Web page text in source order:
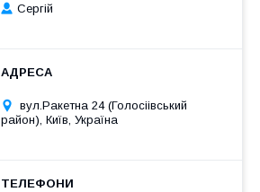
Сергій
вул.Ракетна 24 (Голосіівський
район), Київ, Україна